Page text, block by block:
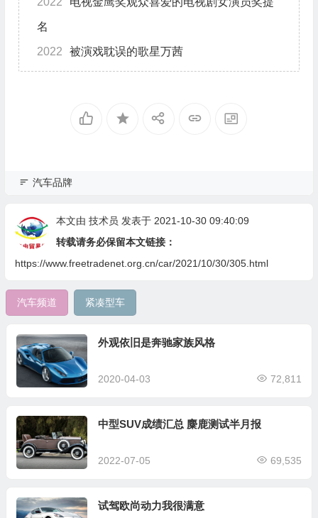
名
2022 被演戏耽误的歌星万茜
汽车品牌
本文由 技术员 发表于 2021-10-30 09:40:09
转载请务必保留本文链接：
https://www.freetradenet.org.cn/car/2021/10/30/305.html
汽车频道 紧凑型车
外观依旧是奔驰家族风格
2020-04-03 72,811
中型SUV成绩汇总 麋鹿测试半月报
2022-07-05 69,535
试驾欧尚动力我很满意